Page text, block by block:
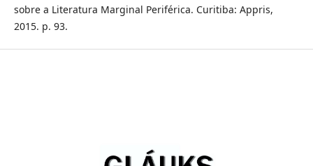
sobre a Literatura Marginal Periférica. Curitiba: Appris,
2015. p. 93.